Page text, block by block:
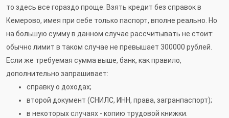
то здесь все гораздо проще. Взять кредит без справок в
Кемерово, имея при себе только паспорт, вполне реально. Но
на большую сумму в данном случае рассчитывать не стоит:
обычно лимит в таком случае не превышает 300000 рублей.
Если же требуемая сумма выше, банк, как правило,
дополнительно запрашивает:
справку о доходах;
второй документ (СНИЛС, ИНН, права, загранпаспорт);
в некоторых случаях - копию трудовой книжки.